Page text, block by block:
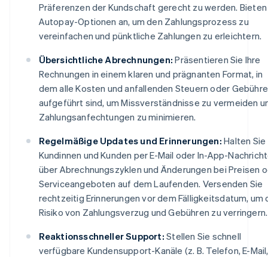
Präferenzen der Kundschaft gerecht zu werden. Bieten
Autopay-Optionen an, um den Zahlungsprozess zu
vereinfachen und pünktliche Zahlungen zu erleichtern.
Übersichtliche Abrechnungen: Präsentieren Sie Ihre
Rechnungen in einem klaren und prägnanten Format, in
dem alle Kosten und anfallenden Steuern oder
aufgeführt sind, um Missverständnisse zu vermeiden
Zahlungsanfechtungen zu minimieren.
Regelmäßige Updates und Erinnerungen: Halten Sie
Kundinnen und Kunden per E-Mail oder In-App-
über Abrechnungszyklen und Änderungen bei Preisen
Serviceangeboten auf dem Laufenden. Versenden Sie
rechtzeitig Erinnerungen vor dem Fälligkeitsdatum, um
Risiko von Zahlungsverzug und Gebühren zu verringern.
Reaktionsschneller Support: Stellen Sie schnell
verfügbare Kundensupport-Kanäle (z. B. Telefon, E-Mail,